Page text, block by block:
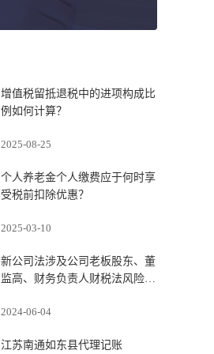
增值税留抵退税中的进项构成比
例如何计算？
2025-08-25
个人养老金个人缴费应于何时享
受税前扣除优惠？
2025-03-10
新公司法涉及公司老板股东、董
监高、财务负责人财税法风险的
追究股东赔偿责任之道
2024-06-04
江苏南通如东县代理记账